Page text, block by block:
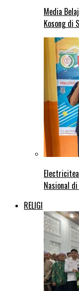
Media
Kosong di
Nasional
RELIGI